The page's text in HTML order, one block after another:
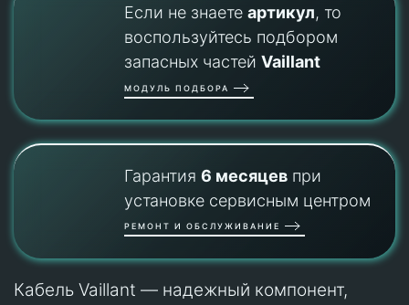
Если не знаете артикул, то
воспользуйтесь подбором
запасных частей Vaillant
МОДУЛЬ ПОДБОРА
Гарантия 6 месяцевпри
установке сервисным центром
РЕМОНТ И ОБСЛУЖИВАНИЕ
Кабель Vaillant — надежный компонент,